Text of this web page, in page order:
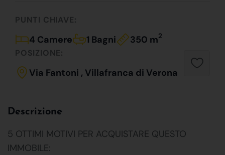
PUNTI CHIAVE:
4 Camere 1 Bagni 350 m2
POSIZIONE:
Via Fantoni , Villafranca di Verona
Descrizione
5 OTTIMI MOTIVI PER ACQUISTARE QUESTO
IMMOBILE: